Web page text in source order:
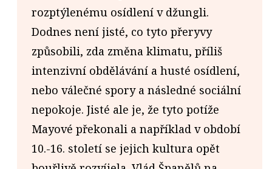
rozptýlenému osídlení v džungli.
Dodnes není jisté, co tyto přeryvy
způsobili, zda změna klimatu, příliš
intenzivní obdělávání a husté osídlení,
nebo válečné spory a následné sociální
nepokoje. Jisté ale je, že tyto potíže
Mayové překonali a například v období
10.-16. století se jejich kultura opět